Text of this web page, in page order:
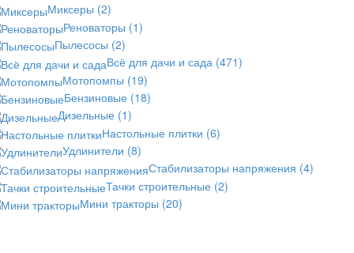
Миксеры (2)
Реноваторы (1)
Пылесосы (2)
Всё для дачи и сада (471)
Мотопомпы (19)
Бензиновые (18)
Дизельные (1)
Настольные плитки (6)
Удлинители (8)
Стабилизаторы напряжения (4)
Тачки строительные (2)
Мини тракторы (20)